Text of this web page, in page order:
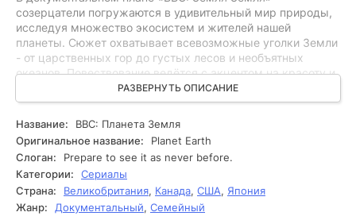
созерцатели погружаются в удивительный мир природы,
исследуя множество экосистем и жителей нашей
планеты. Сюжет охватывает всевозможные уголки Земли
- от царственных гор до густых лесов и необъятных
океанов. Повествование ведётся с акцентом на красоту и
уязвимость естественного мира, показывая, как
атмосферные изменения и человеческая активность
воздействуют на экосистемы. В этом чудесном
захватывающих моментов из жизни животных и растений,
взаимодействующих друг с другом и с окружающей
средой. В процессе изыскания герои сталкиваются с
множеством препятствий. Они наблюдают за миграциями
животных, исследуют влияние различных факторов в
РАЗВЕРНУТЬ ОПИСАНИЕ
Название:
BBC: Планета Земля
Оригинальное название:
Planet Earth
Слоган:
Prepare to see it as never before.
Категории:
Сериалы
Страна:
Великобритания, Канада, США, Япония
Жанр:
Документальный, Семейный